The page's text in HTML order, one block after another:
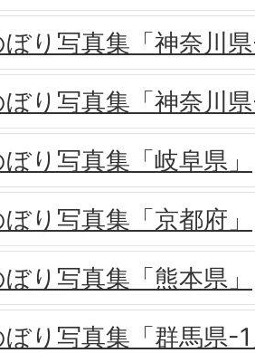
り写真集「神奈川
り写真集「神奈川
り写真集「岐阜県」
り写真集「京都府」
り写真集「熊本県」
り写真集「群馬県-